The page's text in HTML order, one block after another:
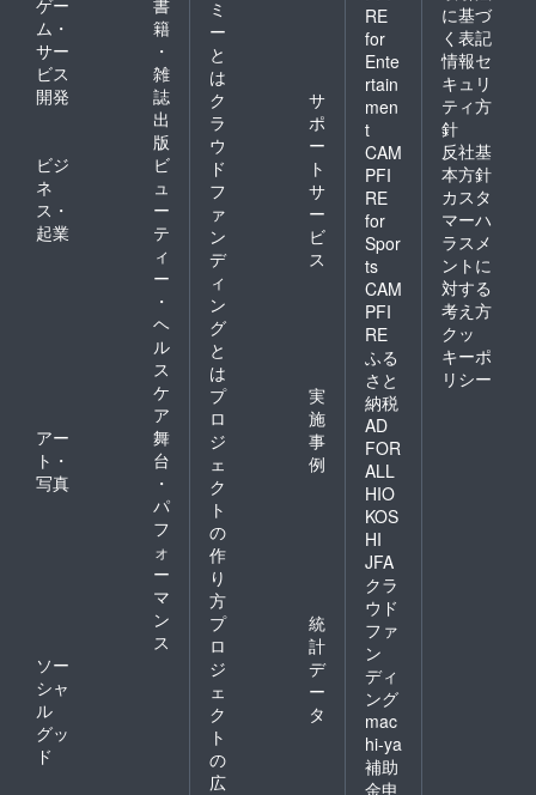
ロゴ
（夕張
市のシ
ンボル
として
熊）を
追加。
長い夕
張市役
所野球
部の歴
史と新
夕張市
役所野
球部の
夢のコ
ラボT
シャツ
となっ
ていま
ム・
サー
ビス
開発
籍
・
雑
誌
出
版
ビジ
ネ
ス・
起業
ビ
ュ
ー
テ
ィ
ー
・
ヘ
ル
ス
ケ
ア
アー
ト・
写真
舞
台
・
パ
フ
ォ
ー
マ
ン
ス
ソー
シャ
ル
グッ
ド
ミ
ー
と
は
ク
ラ
ウ
ド
フ
ァ
ン
デ
ィ
ン
グ
と
は
サ
ポ
ー
ト
サ
ー
ビ
ス
プ
ロ
ジ
ェ
ク
ト
の
作
り
方
実
施
事
例
プ
ロ
ジ
ェ
ク
ト
の
広
統
計
デ
ー
タ
RE
for
Ente
rtain
men
t
CAM
PFI
RE
for
Spor
ts
CAM
PFI
RE
ふる
さと
納税
AD
FOR
ALL
HIO
KOS
HI
JFA
クラ
ウド
ファ
ン
ディ
ング
mac
hi-ya
補助
金申
に基づ
く表記
情報セ
キュリ
ティ方
針
反社基
本方針
カスタ
マーハ
ラスメ
ントに
対する
考え方
クッ
キーポ
リシー